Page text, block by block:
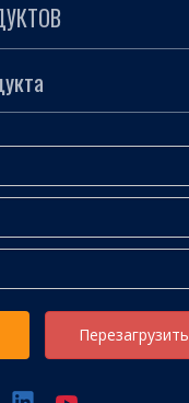
Перезагрузить